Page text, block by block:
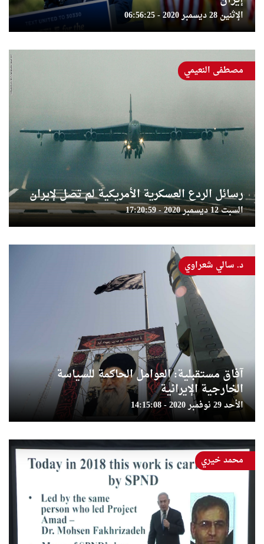
الإثنين 28 ديسمبر 2020 - 06:56:25
رسائل الردع العسكرية الأمريكية لم تصل لإيران
السبت 12 ديسمبر 2020 - 17:20:59
مصطفى النعيمي
آفاق مستقبلية: العوامل الحاكمة للسياسة
الخارجية الإيرانية
الأحد 29 نوفمبر 2020 - 14:15:08
د. سالي شعراوي
محمد خيري